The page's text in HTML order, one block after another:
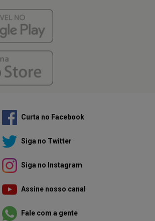
Curta no Facebook
Siga no Twitter
Siga no Instagram
Assine nosso canal
Fale com a gente